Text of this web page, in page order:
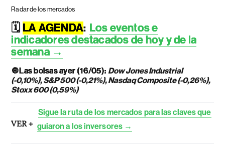
Radar de los mercados
🗓️ LA AGENDA: Los eventos e
indicadores destacados de hoy y de la
semana →
🔘 Las bolsas ayer (16/05): Dow Jones Industrial
(-0,10%), S&P 500 (-0,21%), Nasdaq Composite (-0,26%),
Stoxx 600 (0,59%)
VER +
Sigue la ruta de los mercados para las claves que
guiaron a los inversores →